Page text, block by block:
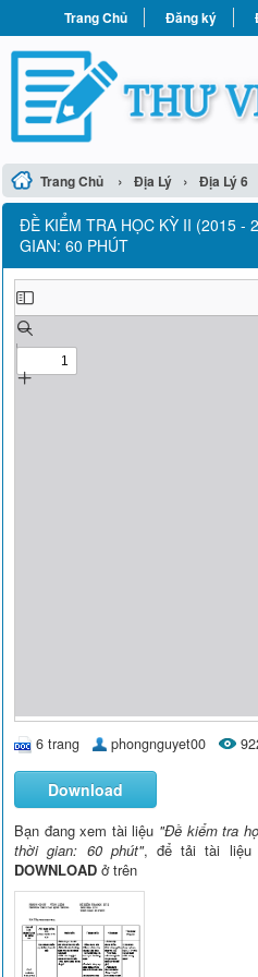
Trang Chủ Đăng ký
Trang Chủ › Địa Lý › Địa Lý 6
ĐỀ KIỂM TRA HỌC KỲ II (2015 -
GIAN: 60 PHÚT
6 trang phongnguyet00
Download
Bạn đang xem tài liệu "Đề kiểm tra
thời gian: 60 phút", để tải tài liệu
DOWNLOAD ở trên